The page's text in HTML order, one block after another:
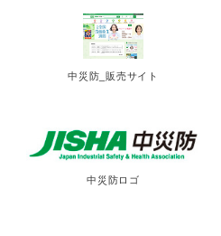
中災防_販売サイト
中災防ロゴ